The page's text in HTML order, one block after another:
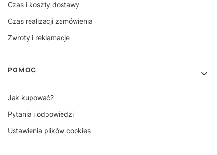
Czas i koszty dostawy
Czas realizacji zamówienia
Zwroty i reklamacje
POMOC
Jak kupować?
Pytania i odpowiedzi
Ustawienia plików cookies